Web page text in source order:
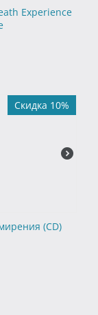
Experience
Скидка 10%
(CD)